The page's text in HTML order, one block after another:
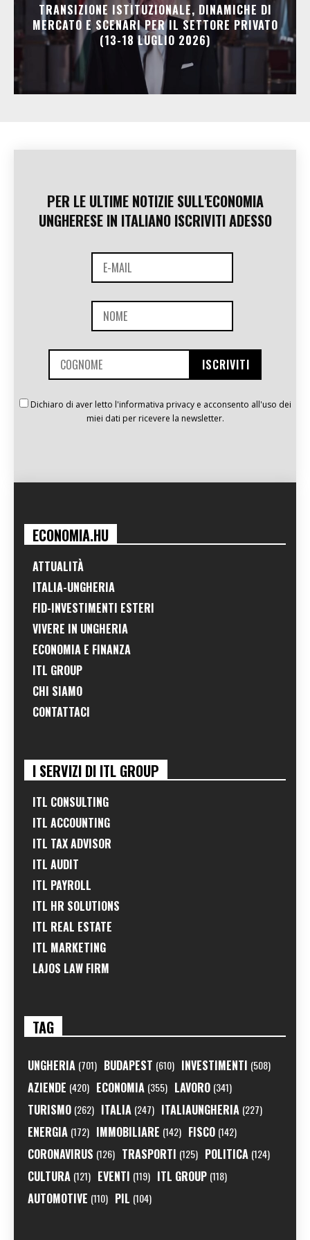
TRANSIZIONE ISTITUZIONALE, DINAMICHE DI
MERCATO E SCENARI PER IL SETTORE PRIVATO
(13-18 LUGLIO 2026)
PER LE ULTIME NOTIZIE SULL'ECONOMIA
UNGHERESE IN ITALIANO ISCRIVITI ADESSO
Dichiaro di aver letto l'informativa privacy e acconsento all'uso dei
miei dati per ricevere la newsletter.
ECONOMIA.HU
ATTUALITÀ
ITALIA-UNGHERIA
FID-INVESTIMENTI ESTERI
VIVERE IN UNGHERIA
ECONOMIA E FINANZA
ITL GROUP
CHI SIAMO
CONTATTACI
I SERVIZI DI ITL GROUP
ITL CONSULTING
ITL ACCOUNTING
ITL TAX ADVISOR
ITL AUDIT
ITL PAYROLL
ITL HR SOLUTIONS
ITL REAL ESTATE
ITL MARKETING
LAJOS LAW FIRM
TAG
UNGHERIA (701) BUDAPEST (610) INVESTIMENTI (508)
AZIENDE (420) ECONOMIA (355) LAVORO (341)
TURISMO (262) ITALIA (247) ITALIAUNGHERIA (227)
ENERGIA (172) IMMOBILIARE (142) FISCO (142)
CORONAVIRUS (126) TRASPORTI (125) POLITICA (124)
CULTURA (121) EVENTI (119) ITL GROUP (118)
AUTOMOTIVE (110) PIL (104)